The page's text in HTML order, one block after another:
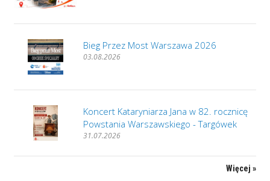
Bieg Przez Most Warszawa 2026
03.08.2026
Koncert Kataryniarza Jana w 82. rocznicę
Powstania Warszawskiego - Targówek
31.07.2026
Więcej »